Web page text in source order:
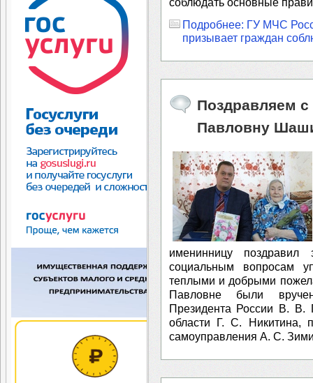
Подробнее: ГУ МЧС
призывает граждан
Поздравляем
Павловну
именинницу
социальным вопросам
теплыми и добрыми
Павловне были
Президента России В. В.
области Г. С. Никитина,
самоуправления А. С.